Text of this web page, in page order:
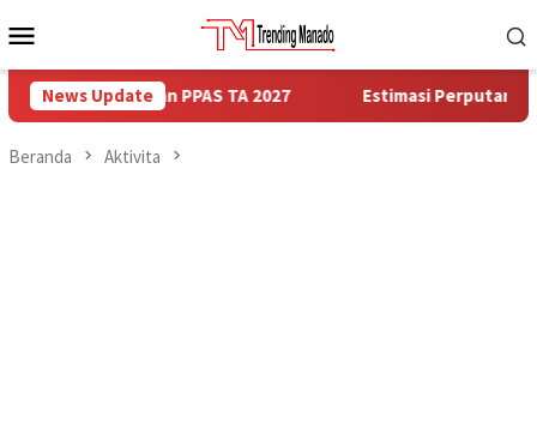
ke
Mobile
News Update
dan PPAS TA 2027 Estimasi Perputaran Ekonomi
Beranda Aktivita